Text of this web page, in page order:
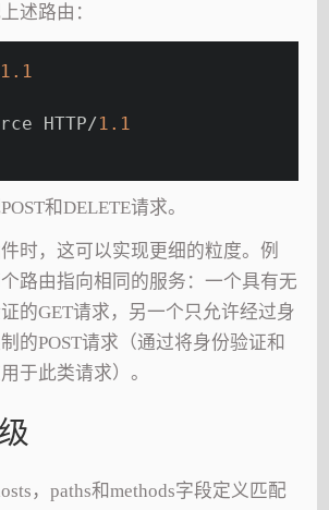
述路由：
1.1
HTTP/1.1
和DELETE请求。
时，这可以实现更细的粒度。例
路由指向相同的服务：一个具有无
的GET请求，另一个只允许经过身
的POST请求（通过将身份验证和
于此类请求）。
，paths和methods字段定义匹配